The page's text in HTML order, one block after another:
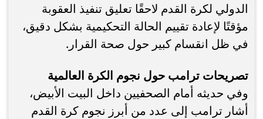
الدولي لكرة القدم لاحقًا تعليق تنفيذ العقوبة
مؤقتًا لإعادة تقييم الحالة التحكيمية بشكل دقيق،
في ظل انقسام كبير حول صحة القرار.
تصريحات ترامب حول نجوم الكرة العالمية
وفي حديثه أمام الصحفيين داخل البيت الأبيض،
أشار ترامب إلى عدد من أبرز نجوم كرة القدم